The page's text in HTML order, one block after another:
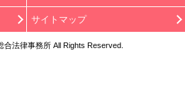
サイトマップ
法律事務所 All Rights Reserved.